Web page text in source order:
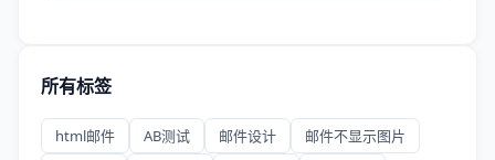
所有标签
html邮件 AB测试 邮件设计
邮件不显示图片